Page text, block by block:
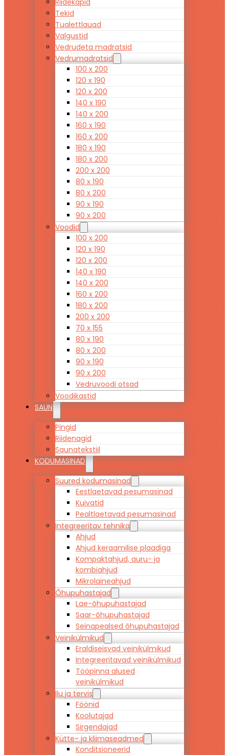
Riidekapid
Tekid
Tualettlauad
Valgustid
Vedrudeta madratsid
Vedrumadratsid
100 x 200
120 x 190
120 x 200
140 x 190
140 x 200
160 x 190
160 x 200
180 x 190
180 x 200
200 x 200
80 x 190
80 x 200
90 x 190
90 x 200
Voodid
100 x 200
120 x 190
120 x 200
140 x 190
140 x 200
160 x 200
180 x 200
200 x 200
70 x 155
80 x 190
80 x 200
90 x 190
90 x 200
Vedruvoodi otsad
Voodikastid
SAUN
Pingid
Riidenagid
Saunatekstiil
KODUMASINAD
Suured kodumasinad
Eestlaetavad pesumasinad
Kuivatid
Pealtlaetavad pesumasinad
Integreeritav tehnika
Ahjud
Ahjud keraamilise plaadiga
Kompaktahjud, auru- ja
kombiahjud
Mikrolaineahjud
Õhupuhastajad
Lae-õhupuhastajad
Saar-õhupuhastajad
Seinapealsed õhupuhastajad
Veinikülmikud
Eraldiseisvad veinikülmikud
Integreeritavad veinikülmikud
Tööpinna alused
veinikülmikud
Ilu ja tervis
Föönid
Koolutajad
Sirgendajad
Kütte- ja kliimaseadmed
Konditsioneerid